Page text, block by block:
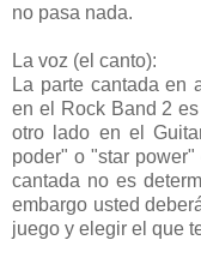
no pasa nada.
La voz (el canto):
La parte cantada en
en el Rock Band 2
otro lado en el
poder" o "star
cantada no es
embargo usted
juego y elegir el que